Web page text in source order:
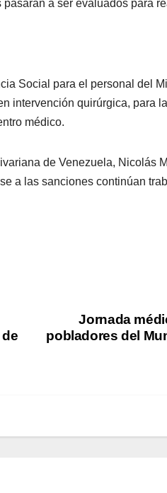
a ser evaluados para
Social para el personal del
intervención quirúrgica, para
médico.
de Venezuela, Nicolás
a las sanciones continúan
Jornada
pobladores del